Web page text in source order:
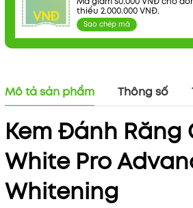
VNĐ
thiểu 2.000.000 VNĐ.
Sao chép mã
Mô tả sản phẩm Thông số
Kem Đánh Răng
White Pro
Whitening